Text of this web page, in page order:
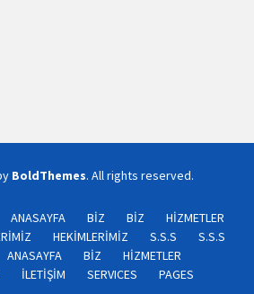
BoldThemes. All rights reserved.
ANASAYFA BİZ BİZ
HİZMETLER
HEKİMLERİMİZ S.S.S
S.S.S
ANASAYFA BİZ
HİZMETLER
İLETİŞİM SERVICES
PAGES